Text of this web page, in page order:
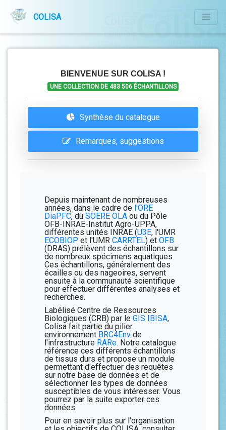
COLISA
BIENVENUE SUR COLISA !
UNE COLLECTION DE 483 506 ÉCHANTILLONS
Synthèse du catalogue
Remarques, suggestions
Depuis maintenant de nombreuses
années, dans le cadre de l'ORE
DiaPFC, du SOERE OLA ou du Pôle
OFB-INRAE-Institut Agro-UPPA,
différentes unités INRAE (U3E, l'UMR
ECOBIOP et l'UMR CARRTEL) et OFB
(DRAS) prélèvent des échantillons sur
de nombreux spécimens aquatiques.
Ces échantillons, généralement des
écailles ou des nageoires, servent
ensuite à la communauté scientifique
pour effectuer différentes analyses et
recherches.
Labélisé Centre de Ressources
Biologiques (CRB) par le GIS IBISA,
Colisa fait partie du pilier
environnement BRC4Env de
l'infrastructure RARe. Notre catalogue
référence ces différents échantillons
de tissus durs et propose un module
permettant d'effectuer des requêtes
sur notre base de données et de
sélectionner les types de données
susceptibles de vous intéresser. Vous
pourrez par la suite exporter ces
données.
Pour en savoir plus sur l'organisation